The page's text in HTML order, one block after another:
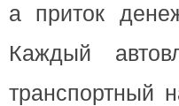
а приток
Каждый
транспортный